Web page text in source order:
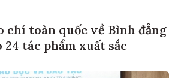
chí toàn quốc về Bình đẳng
24 tác phẩm xuất sắc